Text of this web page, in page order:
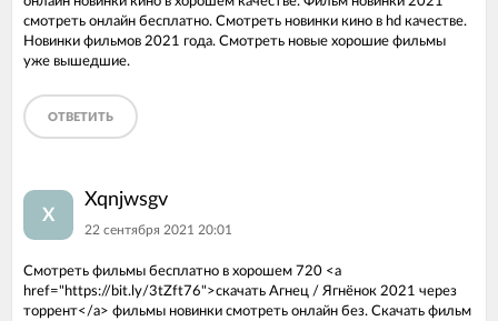
смотреть онлайн бесплатно. Смотреть новинки кино в hd качестве.
Новинки фильмов 2021 года. Смотреть новые хорошие фильмы
уже вышедшие.
ОТВЕТИТЬ
X
Xqnjwsgv
22 сентября 2021 20:01
Смотреть фильмы бесплатно в хорошем 720 <a
href="https://bit.ly/3tZft76">скачать Агнец / Ягнёнок 2021 через
торрент</a> фильмы новинки смотреть онлайн без. Скачать фильм